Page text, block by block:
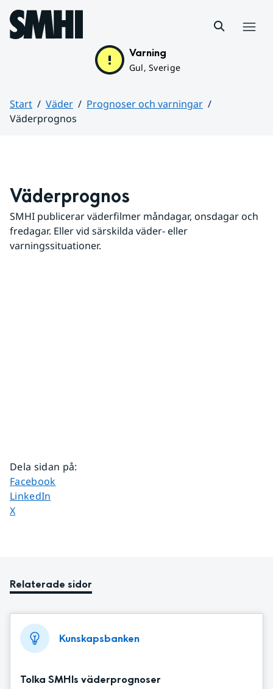
Hoppa till sidans innehåll
Varning
Gul, Sverige
Start Väder
Prognoser och varningar
Väderprognos
Väderprognos
SMHI publicerar väderfilmer måndagar, onsdagar och
fredagar. Eller vid särskilda väder- eller
varningssituationer.
Dela sidan på:
Dela sidan på
Facebook
Dela sidan på
LinkedIn
Dela sidan på
X
Relaterade sidor
Kunskapsbanken
Tolka SMHIs väderprognoser